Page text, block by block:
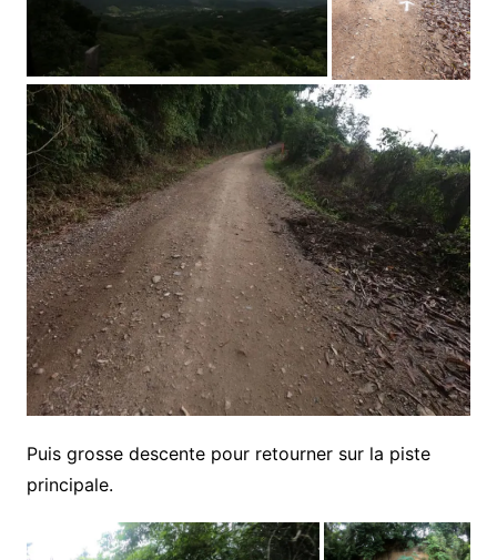
Puis grosse descente pour retourner sur la piste
principale.